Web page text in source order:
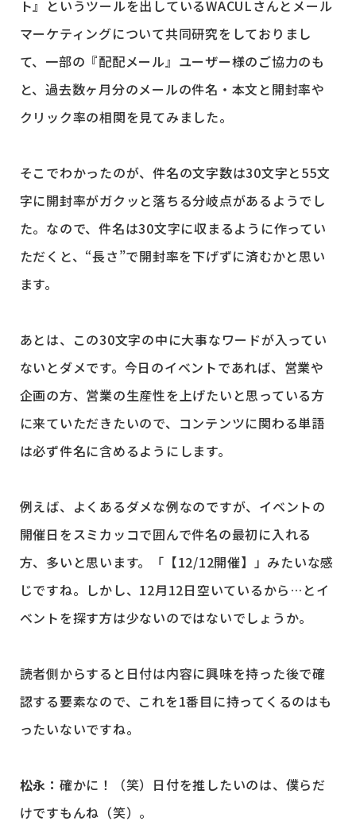
ト』というツールを出しているWACULさんとメール
マーケティングについて共同研究をしておりまし
て、一部の『配配メール』ユーザー様のご協力のも
と、過去数ヶ月分のメールの件名・本文と開封率や
クリック率の相関を見てみました。
そこでわかったのが、件名の文字数は30文字と55文
字に開封率がガクッと落ちる分岐点があるようでし
た。なので、件名は30文字に収まるように作ってい
ただくと、“長さ”で開封率を下げずに済むかと思い
ます。
あとは、この30文字の中に大事なワードが入ってい
ないとダメです。今日のイベントであれば、営業や
企画の方、営業の生産性を上げたいと思っている方
に来ていただきたいので、コンテンツに関わる単語
は必ず件名に含めるようにします。
例えば、よくあるダメな例なのですが、イベントの
開催日をスミカッコで囲んで件名の最初に入れる
方、多いと思います。「【12/12開催】」みたいな感
じですね。しかし、12月12日空いているから…とイ
ベントを探す方は少ないのではないでしょうか。
読者側からすると日付は内容に興味を持った後で確
認する要素なので、これを1番目に持ってくるのはも
ったいないですね。
松永： 確かに！（笑）日付を推したいのは、僕らだ
けですもんね（笑）。